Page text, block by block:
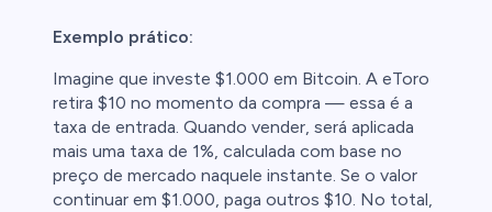
Exemplo prático:
Imagine que investe $1.000 em Bitcoin. A eToro
retira $10 no momento da compra — essa é a
taxa de entrada. Quando vender, será aplicada
mais uma taxa de 1%, calculada com base no
preço de mercado naquele instante. Se o valor
continuar em $1.000, paga outros $10. No total,